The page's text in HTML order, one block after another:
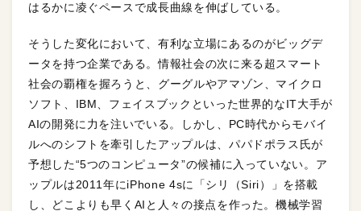
はるかに凌ぐペースで成長曲線を伸ばしている。
そうした変化において、有利な立場にあるのがビッグデ
ータを持つ企業である。情報社会の次に来る超スマート
社会の覇権を握ろうと、グーグルやアマゾン、マイクロ
ソフト、IBM、フェイスブックといった世界的なIT大手が
AIの開発に力を注いでいる。しかし、PC時代からモバイ
ルへのシフトを牽引したアップルは、パパドポラス氏が
予想した“5つのコンピュータ”の候補に入っていない。ア
ップルは2011年にiPhone 4sに「シリ（Siri）」を搭載
し、どこよりも早くAIと人々の接点を作った。機械学習